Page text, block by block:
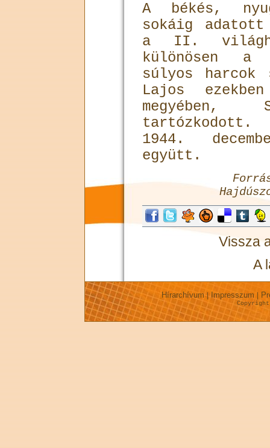
A békés,
sokáig
a II.
különösen a
súlyos
Lajos
megyében,
1944.
együtt.
Vissza
A
Hírarchívum |Impresszum